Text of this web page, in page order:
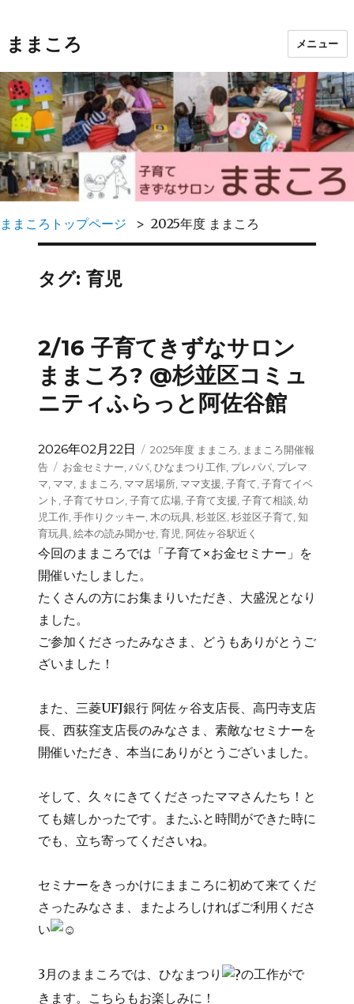
ままころ メニュー
ままころトップページ 2025年度 ままころ
タグ: 育児
2/16 子育てきずなサロン
ままころ? @杉並区コミュ
ニティふらっと阿佐谷館
投
稿
日:
2026年02月22日
カ
テ
ゴ
リ
ー
2025年度 ままころ
ままころ開催報
告
タ
グ
お金セミナー パパ, ひなまつり工作, プレパパ, プレマ
マ ママ ままころ ママ居場所, ママ支援 子育て 子育てイベ
ント 子育てサロン 子育て広場, 子育て支援 子育て相談 幼
児工作, 手作りクッキー 木の玩具, 杉並区 杉並区子育て 知
育玩具, 絵本の読み聞かせ, 育児 阿佐ヶ谷駅近く
️今回のままころでは「子育て×お金セミナー」を
開催いたしました。
たくさんの方にお集まりいただき、大盛況となり
ました。
ご参加くださったみなさま、どうもありがとうご
ざいました！
また、三菱UFJ銀行 阿佐ヶ谷支店長、高円寺支店
長、西荻窪支店長のみなさま、素敵なセミナーを
開催いただき、本当にありがとうございました。
そして、久々にきてくださったママさんたち！と
ても嬉しかったです。またふと時間ができた時に
でも、立ち寄ってくださいね。
セミナーをきっかけにままころに初めて来てくだ
さったみなさま、またよろしければご利用くださ
い
3月のままころでは、ひなまつり
の工作がで
きます。こちらもお楽しみに！